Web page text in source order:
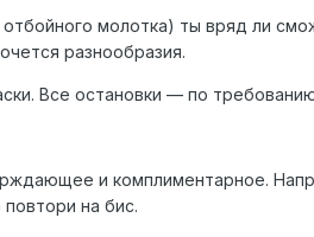
молотка) ты вряд ли
разнообразия.
Все остановки — по
и комплиментарное.
на бис.